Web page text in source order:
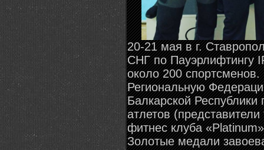
20-21 мая в г.
СНГ по Пауэрлифтингу
около 200 спортсменов.
Региональную
Балкарской
атлетов
фитнес клуба
Золотые медали